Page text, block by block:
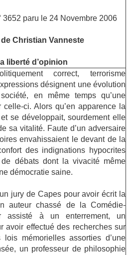
3652 paru le 24 Novembre 2006
Christian Vanneste
liberté d’opinion
correct, terrorisme
désignent une évolution
en même temps qu’une
ci. Alors qu’en apparence la
se développait, sourdement elle
sa vitalité. Faute d’un adversaire
envahissaient le devant de la
des indignations hypocrites
débats dont la vivacité même
démocratie saine.
jury de Capes pour avoir écrit la
auteur chassé de la Comédie-
assisté à un enterrement, un
avoir effectué des recherches sur
mémorielles assorties d’une
un professeur de philosophie